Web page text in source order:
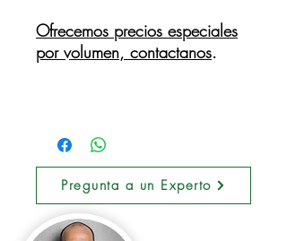
Ofrecemos precios especiales
por volumen, contactanos.
Pregunta a un Experto